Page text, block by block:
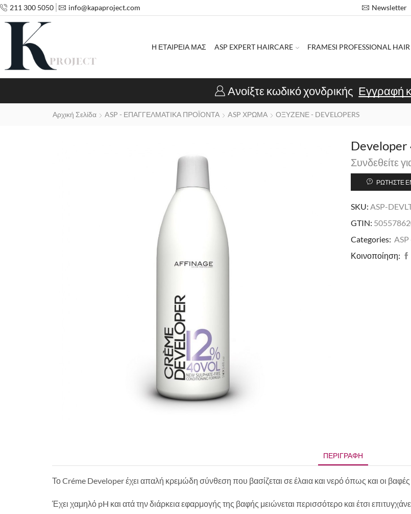
211 300 5050 info@kapaproject.com Newsletter
Η ΕΤΑΙΡΕΙΑ ΜΑΣ ASP EXPERT HAIRCARE FRAMESI PROFESSIONAL
Ανοίξτε κωδικό χονδρικής Εγγραφή
Αρχική Σελίδα ASP - ΕΠΑΓΓΕΛΜΑΤΙΚΑ ΠΡΟΪΟΝΤΑ ASP ΧΡΩΜΑ ΟΞΥΖΕΝΕ - DEVELOPERS
Developer
Συνδεθείτε
ΡΩΤΉΣΤΕ
SKU: ASP-
GTIN:
Categories:
Κοινοποίηση:
ΠΕΡΙΓΡΑΦΉ
Το Créme Developer έχει απαλή κρεμώδη σύνθεση που βασίζεται σε έλαια και νερό όπως και οι
Έχει χαμηλό pH και ατά την διάρκεια εφαρμογής της βαφής μειώνεται περισσότερο και έτσι